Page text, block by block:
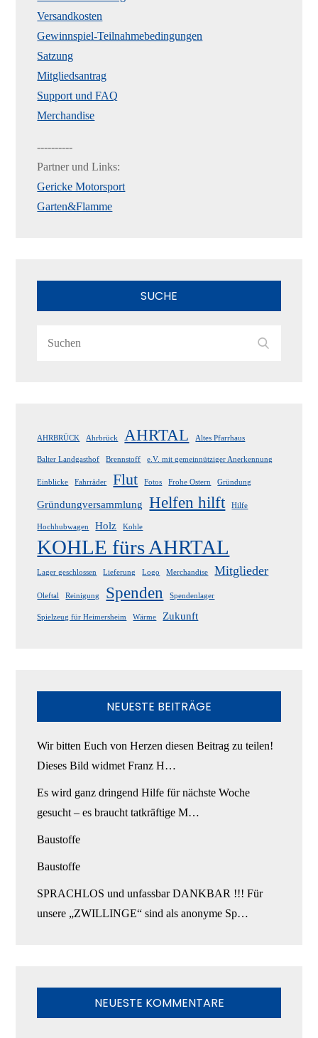
Versandkosten
Gewinnspiel-Teilnahmebedingungen
Satzung
Mitgliedsantrag
Support und FAQ
Merchandise
----------
Partner und Links:
Gericke Motorsport
Garten&Flamme
SUCHE
AHRBRÜCK Ahrbrück AHRTAL Altes Pfarrhaus
Balter Landgasthof Brennstoff e.V. mit gemeinnütziger Anerkennung
Einblicke Fahrräder Flut Fotos Frohe Ostern Gründung
Gründungversammlung Helfen hilft Hilfe
Hochhubwagen Holz Kohle
KOHLE fürs AHRTAL
Lager geschlossen Lieferung Logo Merchandise Mitglieder
Oleftal Reinigung Spenden Spendenlager
Spielzeug für Heimersheim Wärme Zukunft
NEUESTE BEITRÄGE
Wir bitten Euch von Herzen diesen Beitrag zu teilen!
Dieses Bild widmet Franz H…
Es wird ganz dringend Hilfe für nächste Woche
gesucht – es braucht tatkräftige M…
Baustoffe
Baustoffe
SPRACHLOS und unfassbar DANKBAR !!! Für
unsere „ZWILLINGE“ sind als anonyme Sp…
NEUESTE KOMMENTARE